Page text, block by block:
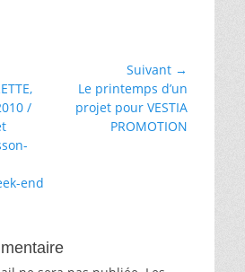
/
end
Suivant →
Article
suivant :
Le printemps d’un
projet pour VESTIA
PROMOTION